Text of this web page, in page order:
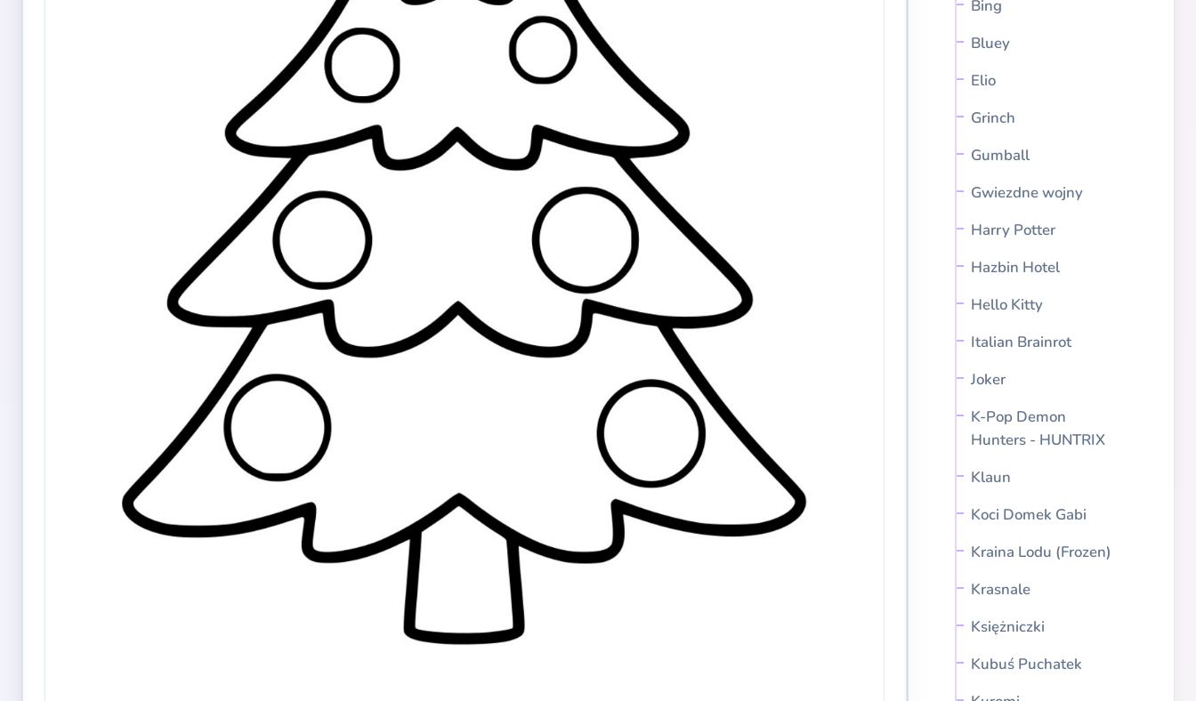
Bing
Bluey
Elio
Grinch
Gumball
Gwiezdne wojny
Harry Potter
Hazbin Hotel
Hello Kitty
Italian Brainrot
Joker
K-Pop Demon
Hunters - HUNTRIX
Klaun
Koci Domek Gabi
Kraina Lodu (Frozen)
Krasnale
Księżniczki
Kubuś Puchatek